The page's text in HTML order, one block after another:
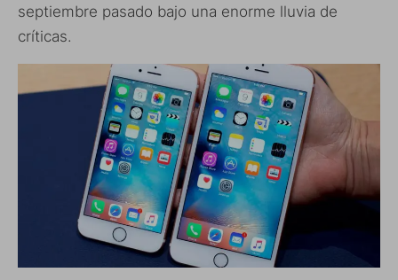
septiembre pasado bajo una enorme lluvia de
críticas.